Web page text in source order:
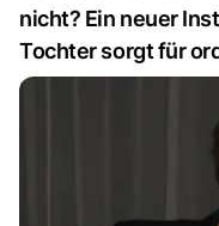
nicht? Ein neuer
Tochter sorgt für